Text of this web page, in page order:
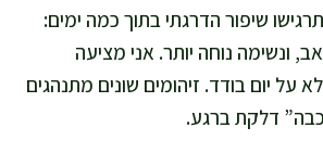
שיפור הדרגתי בתוך כמה ימים:
ונשימה נוחה יותר. אני מציעה
על יום בודד. זיהומים שונים מתנהגים
דלקת ברגע.